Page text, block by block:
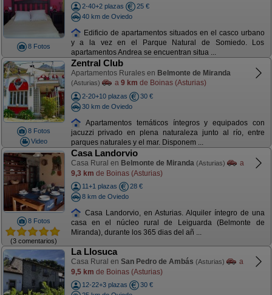
8 Fotos
2-40+2 plazas
25 €
40 km de Oviedo
Edificio de apartamentos situados en el casco urbano
y a la vez en el Parque Natural de Somiedo. Los
apartamentos Andrea se encuentran situa ...
8 Fotos
Video
Zentral Club
Apartamentos Rurales en Belmonte de Miranda
(Asturias) a 9 km de Boinas (Asturias)
2-20+10 plazas
30 €
30 km de Oviedo
Apartamentos temáticos íntegros y equipados con
jacuzzi privado en plena naturaleza junto al río, entre
parques naturales y el mar. Disponem ...
8 Fotos
(3 comentarios)
Casa Landorvio
Casa Rural en Belmonte de Miranda (Asturias)
a
9,3 km de Boinas (Asturias)
11+1 plazas
28 €
8 km de Oviedo
Casa Landorvio, en Asturias. Alquiler íntegro de una
casa en el núcleo rural de Leiguarda (Belmonte de
Miranda), durante los 365 dias del añ ...
La Llosuca
Casa Rural en San Pedro de Ambás (Asturias)
a
9,5 km de Boinas (Asturias)
12-22+3 plazas
30 €